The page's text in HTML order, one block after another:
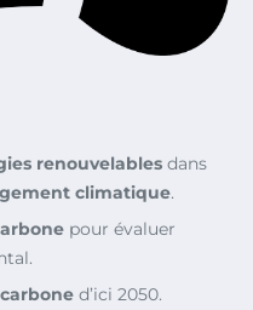
renouvelables dans
climatique.
pour évaluer
d’ici 2050.